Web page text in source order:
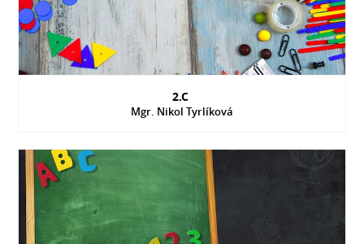
2.C
Mgr. Nikol Tyrlíková